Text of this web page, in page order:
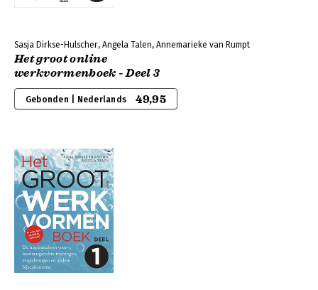
Sasja Dirkse-Hulscher, Angela Talen, Annemarieke van Rumpt
Het groot online
werkvormenboek - Deel 3
Gebonden | Nederlands 49,95